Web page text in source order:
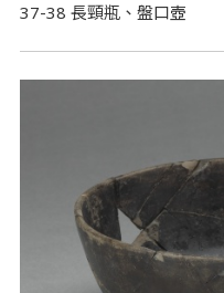
37-38 長頸瓶、盤口壺